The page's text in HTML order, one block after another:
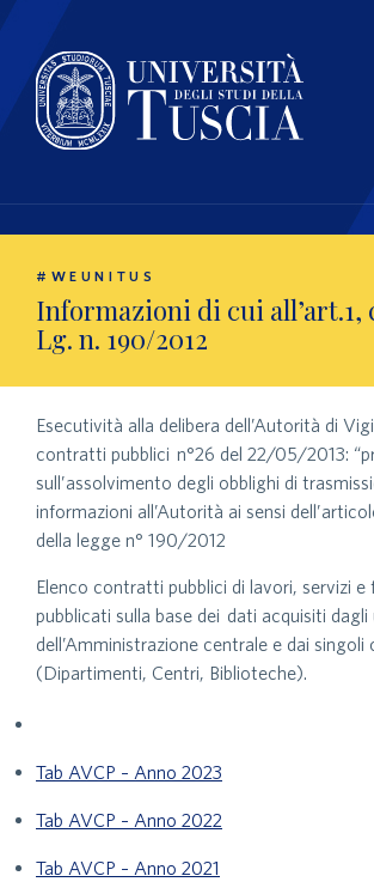
#WEUNITUS
Informazioni di cui all’art.1,
Lg. n. 190/2012
Esecutività alla delibera dell’Autorità di
contratti pubblici n°26 del 22/05/2013:
sull’assolvimento degli obblighi di
informazioni all’Autorità ai sensi
della legge n° 190/2012
Elenco contratti pubblici di lavori, servizi e
pubblicati sulla base dei dati acquisiti dagli
dell’Amministrazione centrale e dai singoli
(Dipartimenti, Centri, Biblioteche).
Tab AVCP – Anno 2023
Tab AVCP – Anno 2022
Tab AVCP – Anno 2021